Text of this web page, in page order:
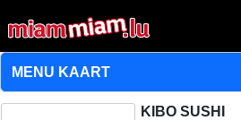
KIBO SUSHI